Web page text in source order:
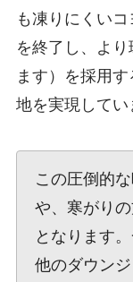
も凍りにくい
を終了し、よ
ます）を採用
地を実現してい
この圧倒的
や、寒がり
となります
他のダウン